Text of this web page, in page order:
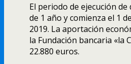
El periodo de ejecución
de 1 año y comienza el 1
2019. La aportación
la Fundación bancaria «la
22.880 euros.